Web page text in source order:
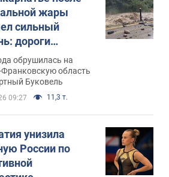
жары
сильный
дороги
в реки.
обрушилась на
область
Буковель
09:27 11,3 т.
унизила
России по